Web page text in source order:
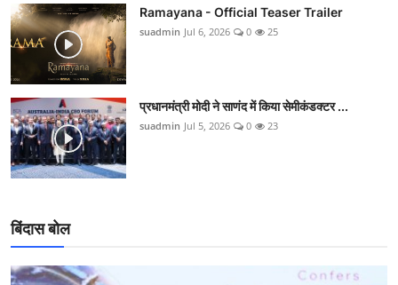
Ramayana - Official Teaser Trailer
suadmin Jul 6, 2026 0 25
प्रधानमंत्री मोदी ने साणंद में किया सेमीकंडक्टर ...
suadmin Jul 5, 2026 0 23
बिंदास बोल